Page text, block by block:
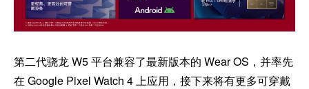
第二代骁龙 W5 平台兼容了最新版本的 Wear OS，并率先
在 Google Pixel Watch 4 上应用，接下来将有更多可穿戴